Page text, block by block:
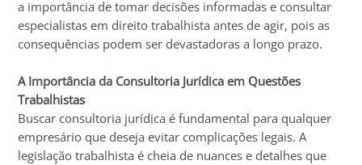
a importância de tomar decisões informadas e consultar
especialistas em direito trabalhista antes de agir, pois as
consequências podem ser devastadoras a longo prazo.
A Importância da Consultoria Jurídica em Questões
Trabalhistas
Buscar consultoria jurídica é fundamental para qualquer
empresário que deseja evitar complicações legais. A
legislação trabalhista é cheia de nuances e detalhes que